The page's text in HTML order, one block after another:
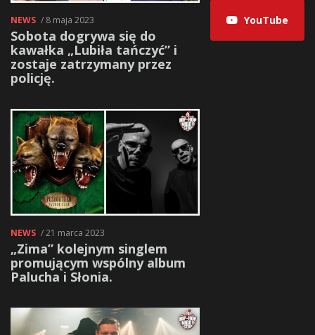
NEWS / 8 maja 2023
Sobota dogrywa się do
kawałka „Lubiła tańczyć” i
zostaje zatrzymany przez
policję.
NEWS / 21 marca 2023
„Zima” kolejnym singlem
promującym wspólny album
Palucha i Słonia.
YouTube